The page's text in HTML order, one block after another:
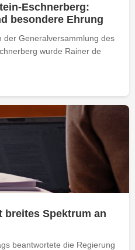
Eschnerberg:
besondere Ehrung
der Generalversammlung des
wurde Rainer de
breites Spektrum an
beantwortete die Regierung